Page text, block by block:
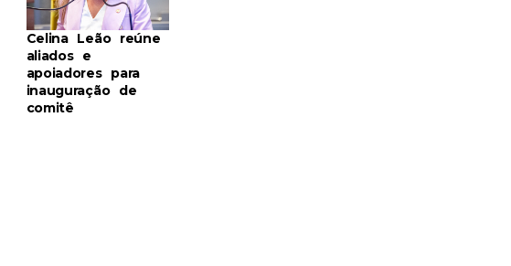
Celina Leão reúne
aliados e
apoiadores para
inauguração de
comitê